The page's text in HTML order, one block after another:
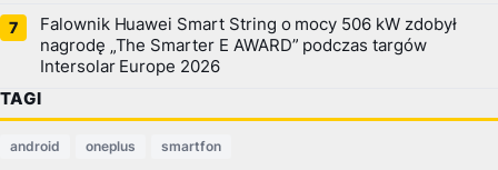
Falownik Huawei Smart String o mocy 506 kW zdobył
nagrodę „The Smarter E AWARD” podczas targów
Intersolar Europe 2026
TAGI
android oneplus smartfon